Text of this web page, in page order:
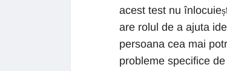
acest test nu
are rolul de a ajuta
persoana cea mai
probleme specifice de